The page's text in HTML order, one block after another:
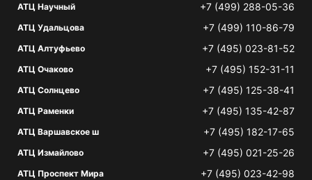
АТЦ Научный +7 (499) 288-05-36
АТЦ Удальцова +7 (499) 110-86-79
АТЦ Алтуфьево +7 (495) 023-81-52
АТЦ Очаково +7 (495) 152-31-11
АТЦ Солнцево +7 (495) 125-38-41
АТЦ Раменки +7 (495) 135-42-87
АТЦ Варшавское ш +7 (495) 182-17-65
АТЦ Измайлово +7 (495) 021-25-26
АТЦ Проспект Мира +7 (495) 023-42-98